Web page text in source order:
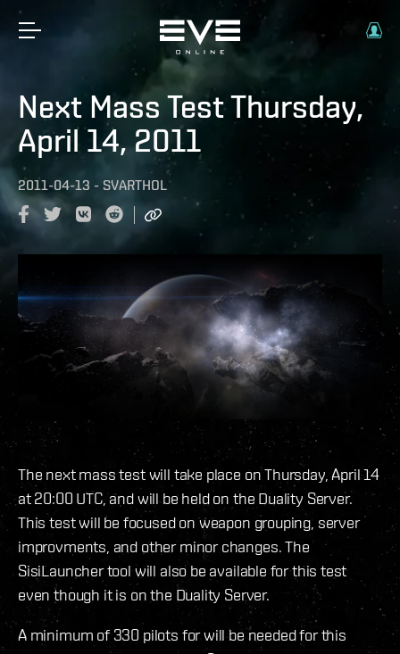
Next Mass Test Thursday,
April 14, 2011
2011-04-13 - SVARTHOL
The next mass test will take place on Thursday, April 14
at 20:00 UTC, and will be held on the Duality Server.
This test will be focused on weapon grouping, server
improvments, and other minor changes. The
SisiLauncher tool will also be available for this test
even though it is on the Duality Server.
A minimum of 330 pilots for will be needed for this